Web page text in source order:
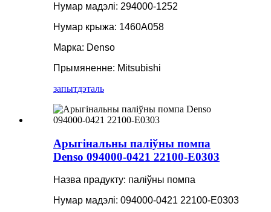
Нумар мадэлі: 294000-1252
Нумар крыжа: 1460A058
Марка: Denso
Прымяненне: Mitsubishi
запытдэталь
Арыгінальны паліўны помпа
Denso 094000-0421 22100-E0303
Назва прадукту: паліўны помпа
Нумар мадэлі: 094000-0421 22100-E0303